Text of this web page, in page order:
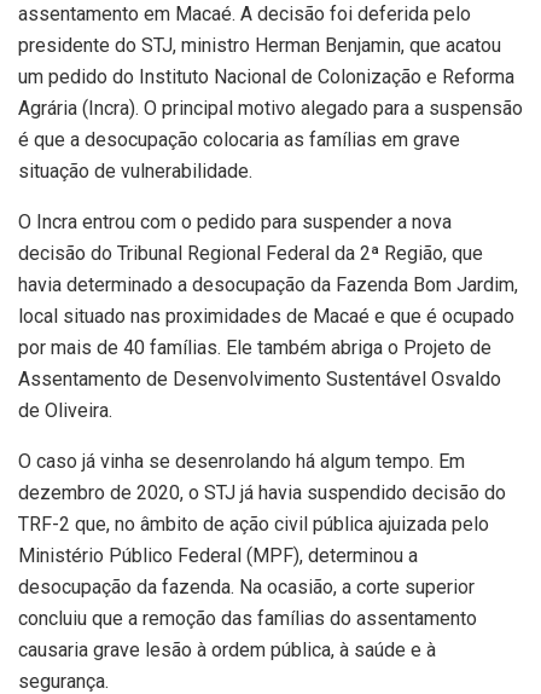
assentamento em Macaé. A decisão foi deferida pelo
presidente do STJ, ministro Herman Benjamin, que acatou
um pedido do Instituto Nacional de Colonização e Reforma
Agrária (Incra). O principal motivo alegado para a suspensão
é que a desocupação colocaria as famílias em grave
situação de vulnerabilidade.
O Incra entrou com o pedido para suspender a nova
decisão do Tribunal Regional Federal da 2ª Região, que
havia determinado a desocupação da Fazenda Bom Jardim,
local situado nas proximidades de Macaé e que é ocupado
por mais de 40 famílias. Ele também abriga o Projeto de
Assentamento de Desenvolvimento Sustentável Osvaldo
de Oliveira.
O caso já vinha se desenrolando há algum tempo. Em
dezembro de 2020, o STJ já havia suspendido decisão do
TRF-2 que, no âmbito de ação civil pública ajuizada pelo
Ministério Público Federal (MPF), determinou a
desocupação da fazenda. Na ocasião, a corte superior
concluiu que a remoção das famílias do assentamento
causaria grave lesão à ordem pública, à saúde e à
segurança.